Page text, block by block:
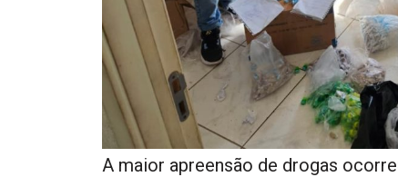
A maior apreensão de drogas